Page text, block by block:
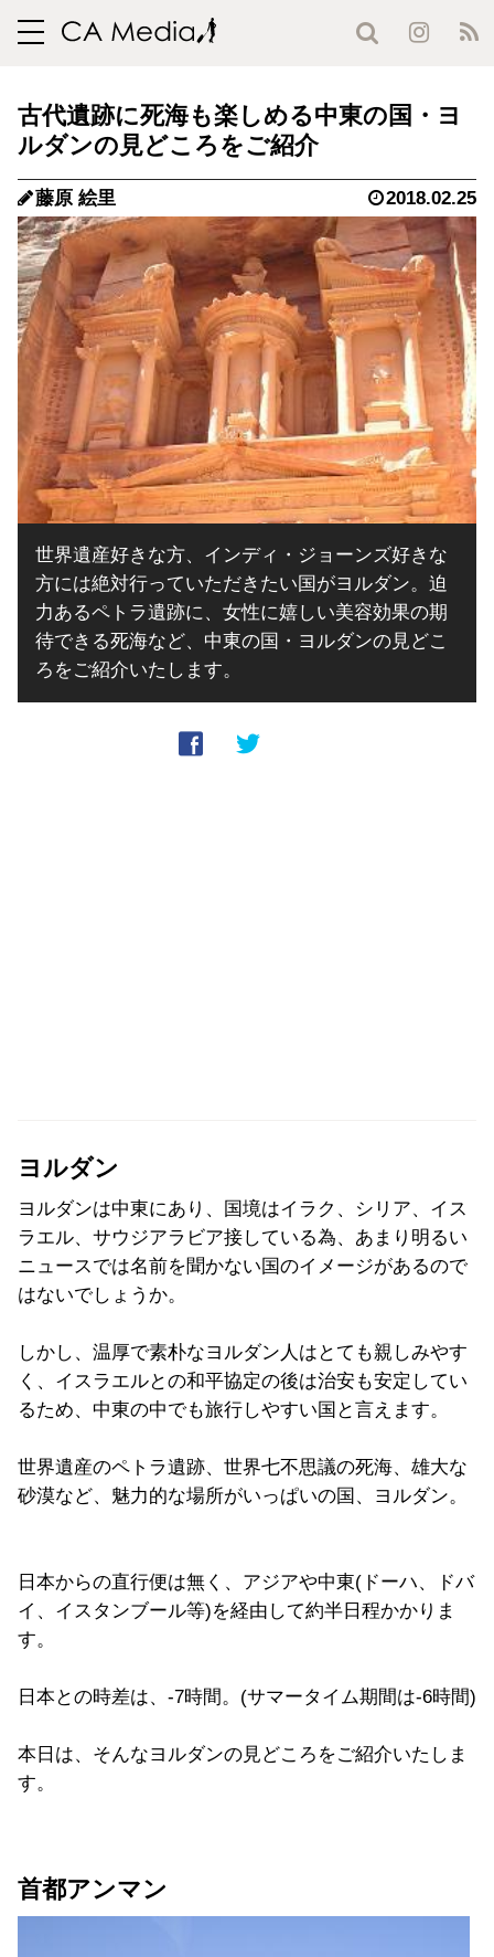
toggle
古代遺跡に死海も楽しめる中東の国・ヨ
ルダンの見どころをご紹介
藤原 絵里 2018.02.25
世界遺産好きな方、インディ・ジョーンズ好きな
方には絶対行っていただきたい国がヨルダン。迫
力あるペトラ遺跡に、女性に嬉しい美容効果の期
待できる死海など、中東の国・ヨルダンの見どこ
ろをご紹介いたします。
ヨルダン
ヨルダンは中東にあり、国境はイラク、シリア、イス
ラエル、サウジアラビア接している為、あまり明るい
ニュースでは名前を聞かない国のイメージがあるので
はないでしょうか。
しかし、温厚で素朴なヨルダン人はとても親しみやす
く、イスラエルとの和平協定の後は治安も安定してい
るため、中東の中でも旅行しやすい国と言えます。
世界遺産のペトラ遺跡、世界七不思議の死海、雄大な
砂漠など、魅力的な場所がいっぱいの国、ヨルダン。
日本からの直行便は無く、アジアや中東(ドーハ、ドバ
イ、イスタンブール等)を経由して約半日程かかりま
す。
日本との時差は、-7時間。(サマータイム期間は-6時間)
本日は、そんなヨルダンの見どころをご紹介いたしま
す。
首都アンマン